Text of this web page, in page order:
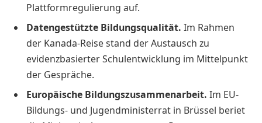
Plattformregulierung auf.
Datengestützte Bildungsqualität. Im Rahmen
der Kanada-Reise stand der Austausch zu
evidenzbasierter Schulentwicklung im Mittelpunkt
der Gespräche.
Europäische Bildungszusammenarbeit. Im EU-
Bildungs- und Jugendministerrat in Brüssel beriet